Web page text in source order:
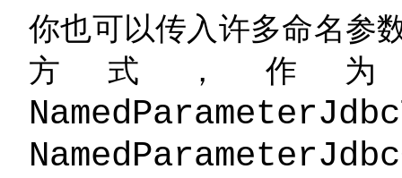
你也可以传入许多命名参
方式，作